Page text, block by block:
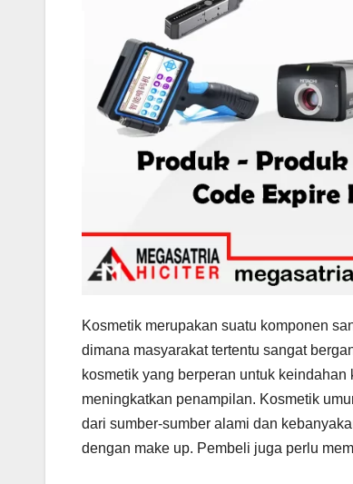
Kosmetik merupakan suatu komponen
dimana masyarakat tertentu sangat
kosmetik yang berperan untuk
meningkatkan penampilan. Kosmetik
dari sumber-sumber alami dan
dengan make up. Pembeli juga perlu